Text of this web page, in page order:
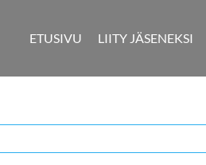
ETUSIVU LIITY JÄSENEKSI